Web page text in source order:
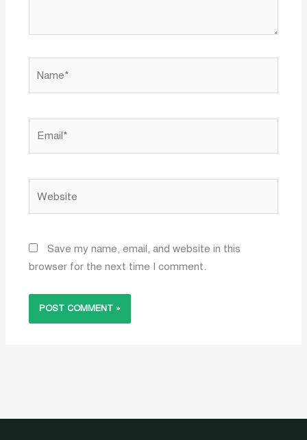
Save my name, email, and website in this
browser for the next time I comment.